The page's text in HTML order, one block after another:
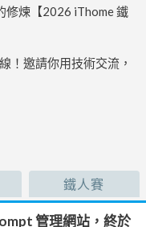
修煉【2026 iThome 鐵
！邀請你用技術交流，
鐵人賽
管理網站，終於